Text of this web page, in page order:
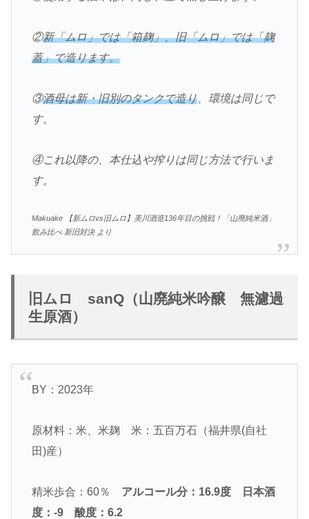
②新「ムロ」では「箱麹」、旧「ムロ」では「麹
蓋」で造ります。
③酒母は新・旧別のタンクで造り、環境は同じで
す。
④これ以降の、本仕込や搾りは同じ方法で行いま
す。
Makuake 【新ムロvs旧ムロ】美川酒造136年目の挑戦！「山廃純米酒」
飲み比べ 新旧対決 より
旧ムロ sanQ（山廃純米吟醸 無濾過
生原酒）
BY：2023年
原材料：米、米麹 米：五百万石（福井県(自社
田)産）
精米歩合：60％ アルコール分：16.9度
日本酒
度：-9 酸度：6.2